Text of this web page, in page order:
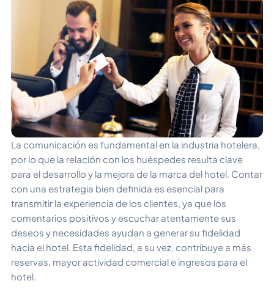
La comunicación es fundamental en la industria hotelera,
por lo que la relación con los huéspedes resulta clave
para el desarrollo y la mejora de la marca del hotel. Contar
con una estrategia bien definida es esencial para
transmitir la experiencia de los clientes, ya que los
comentarios positivos y escuchar atentamente sus
deseos y necesidades ayudan a generar su fidelidad
hacia el hotel. Esta fidelidad, a su vez, contribuye a más
reservas, mayor actividad comercial e ingresos para el
hotel.